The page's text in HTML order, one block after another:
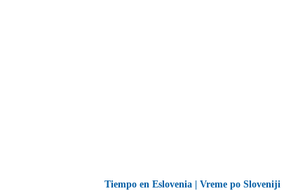
Tiempo en Eslovenia | Vreme po Sloveniji